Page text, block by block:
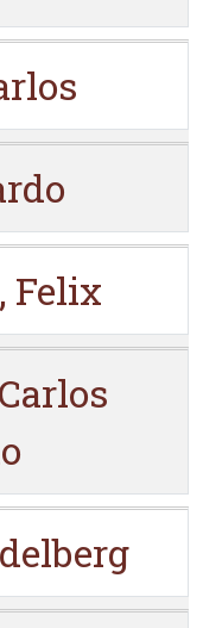
Felix